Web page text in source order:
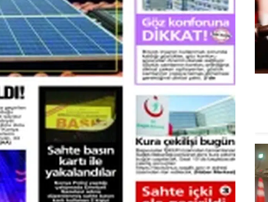
Edirne
Elazığ
Erzincan
Erzurum
Eskişehir
Gaziantep
Giresun